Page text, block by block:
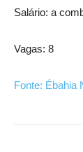
Salário: a
Vagas: 8
Fonte: Ébahia